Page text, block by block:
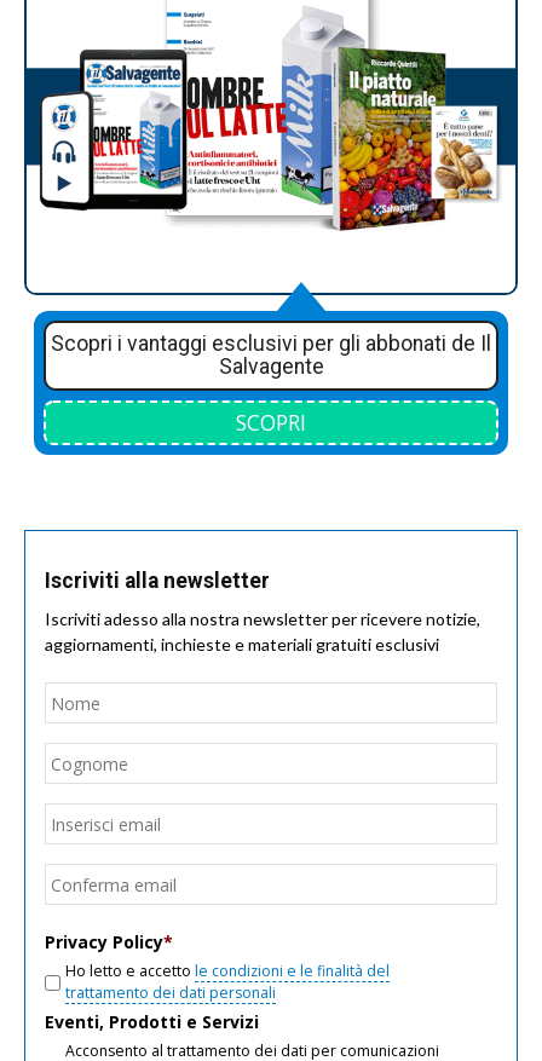
Scopri i vantaggi esclusivi per gli abbonati de Il
Salvagente
SCOPRI
Iscriviti alla newsletter
Iscriviti adesso alla nostra newsletter per ricevere notizie,
aggiornamenti, inchieste e materiali gratuiti esclusivi
Nome
Email
Privacy Policy*
Ho letto e accetto le condizioni e le finalità del
trattamento dei dati personali
Eventi, Prodotti e Servizi
Acconsento al trattamento dei dati per comunicazioni